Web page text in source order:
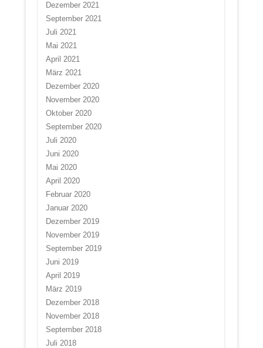
Dezember 2021
September 2021
Juli 2021
Mai 2021
April 2021
März 2021
Dezember 2020
November 2020
Oktober 2020
September 2020
Juli 2020
Juni 2020
Mai 2020
April 2020
Februar 2020
Januar 2020
Dezember 2019
November 2019
September 2019
Juni 2019
April 2019
März 2019
Dezember 2018
November 2018
September 2018
Juli 2018